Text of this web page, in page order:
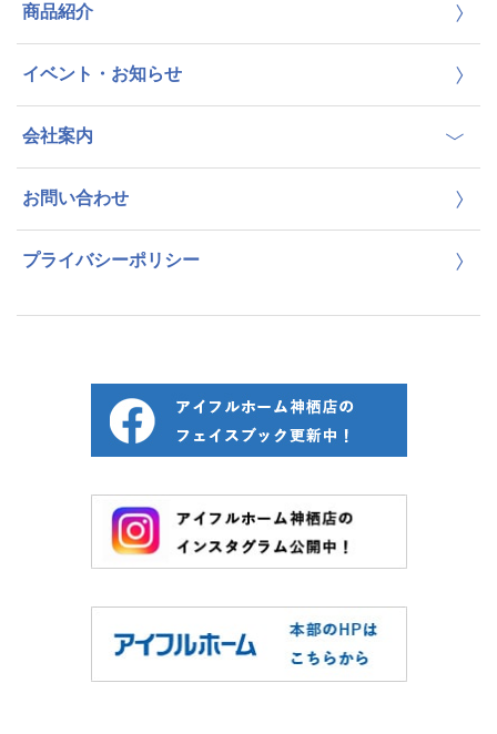
商品紹介
イベント・お知らせ
会社案内
お問い合わせ
プライバシーポリシー